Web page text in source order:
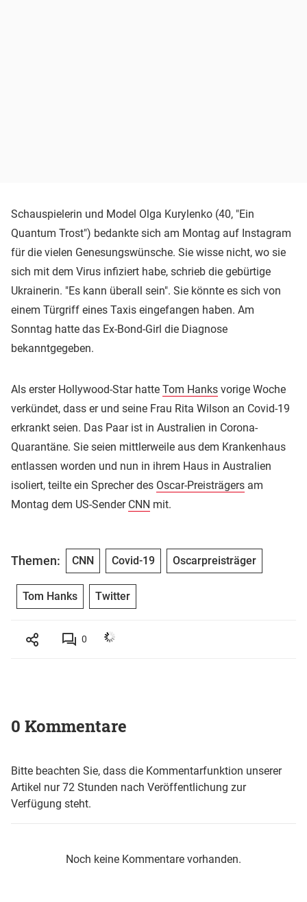
Schauspielerin und Model Olga Kurylenko (40, "Ein
Quantum Trost") bedankte sich am Montag auf Instagram
für die vielen Genesungswünsche. Sie wisse nicht, wo sie
sich mit dem Virus infiziert habe, schrieb die gebürtige
Ukrainerin. "Es kann überall sein". Sie könnte es sich von
einem Türgriff eines Taxis eingefangen haben. Am
Sonntag hatte das Ex-Bond-Girl die Diagnose
bekanntgegeben.
Als erster Hollywood-Star hatte Tom Hanks vorige Woche
verkündet, dass er und seine Frau Rita Wilson an Covid-19
erkrankt seien. Das Paar ist in Australien in Corona-
Quarantäne. Sie seien mittlerweile aus dem Krankenhaus
entlassen worden und nun in ihrem Haus in Australien
isoliert, teilte ein Sprecher des Oscar-Preisträgers am
Montag dem US-Sender CNN mit.
Themen: CNN Covid-19 Oscarpreisträger
Tom Hanks Twitter
0
0 Kommentare
Bitte beachten Sie, dass die Kommentarfunktion unserer
Artikel nur 72 Stunden nach Veröffentlichung zur
Verfügung steht.
Noch keine Kommentare vorhanden.